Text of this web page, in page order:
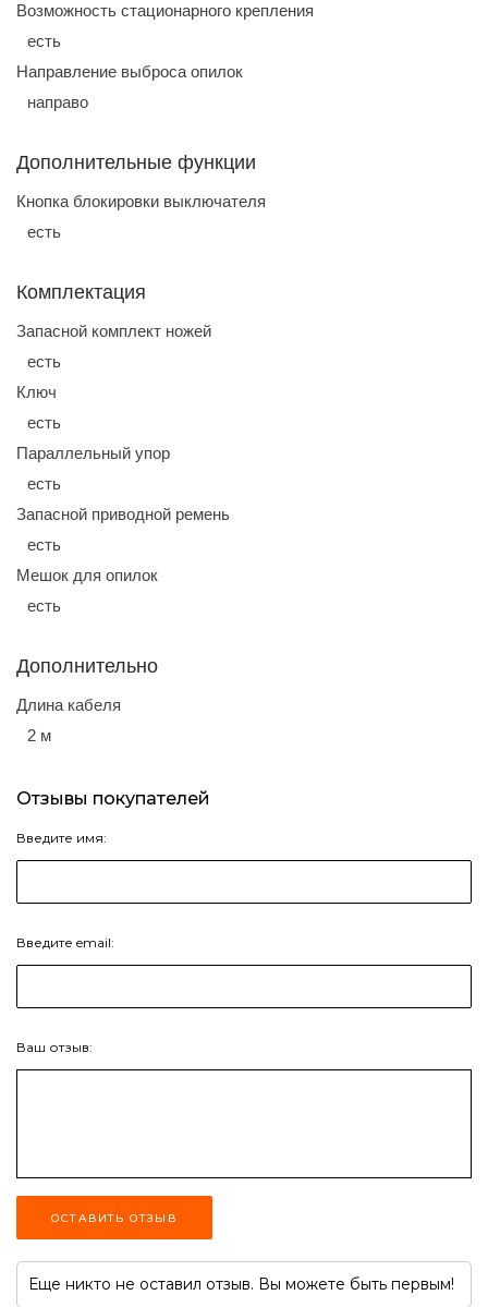
Возможность стационарного крепления
есть
Направление выброса опилок
направо
Дополнительные функции
Кнопка блокировки выключателя
есть
Комплектация
Запасной комплект ножей
есть
Ключ
есть
Параллельный упор
есть
Запасной приводной ремень
есть
Мешок для опилок
есть
Дополнительно
Длина кабеля
2 м
Отзывы покупателей
Введите имя:
Введите email:
Ваш отзыв:
ОСТАВИТЬ ОТЗЫВ
Еще никто не оставил отзыв. Вы можете быть первым!